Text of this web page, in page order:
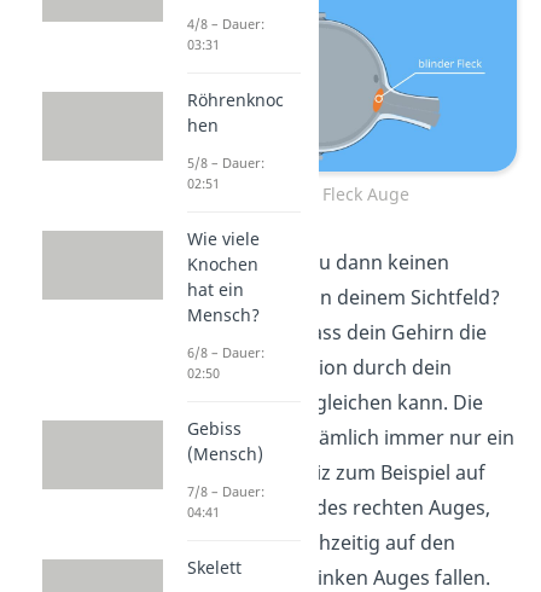
Blinder Fleck Auge
Doch wieso hast du dann keinen
schwarzen Punkt
in deinem Sichtfeld?
Das liegt daran, dass dein Gehirn die
fehlende Information durch dein
anderes Auge ausgleichen kann. Die
Blindheit betrifft nämlich immer nur ein
Auge! Trifft ein Reiz zum Beispiel auf
den blinden Fleck des rechten Auges,
kann er nicht gleichzeitig auf den
blinden Fleck des linken Auges fallen.
4/8 – Dauer:
03:31
Röhrenknoc
hen
5/8 – Dauer:
02:51
Wie viele
Knochen
hat ein
Mensch?
6/8 – Dauer:
02:50
Gebiss
(Mensch)
7/8 – Dauer:
04:41
Skelett